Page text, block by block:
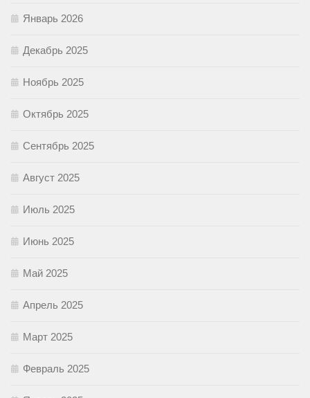
Январь 2026
Декабрь 2025
Ноябрь 2025
Октябрь 2025
Сентябрь 2025
Август 2025
Июль 2025
Июнь 2025
Май 2025
Апрель 2025
Март 2025
Февраль 2025